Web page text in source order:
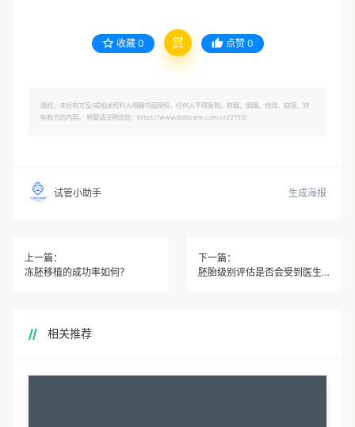
收藏 0 赏 点赞 0
版权：未经有方及/或相关权利人明确书面授权，任何人不得复制、转载、摘编、修改、链接、转
帖有方的内容。 转载请注明出处：https://www.bobcare.com.cn/2153/
试管小助手 生成海报
上一篇：
冻胚移植的成功率如何？
下一篇：
胚胎级别评估是否会受到医生经验的影响？
相关推荐